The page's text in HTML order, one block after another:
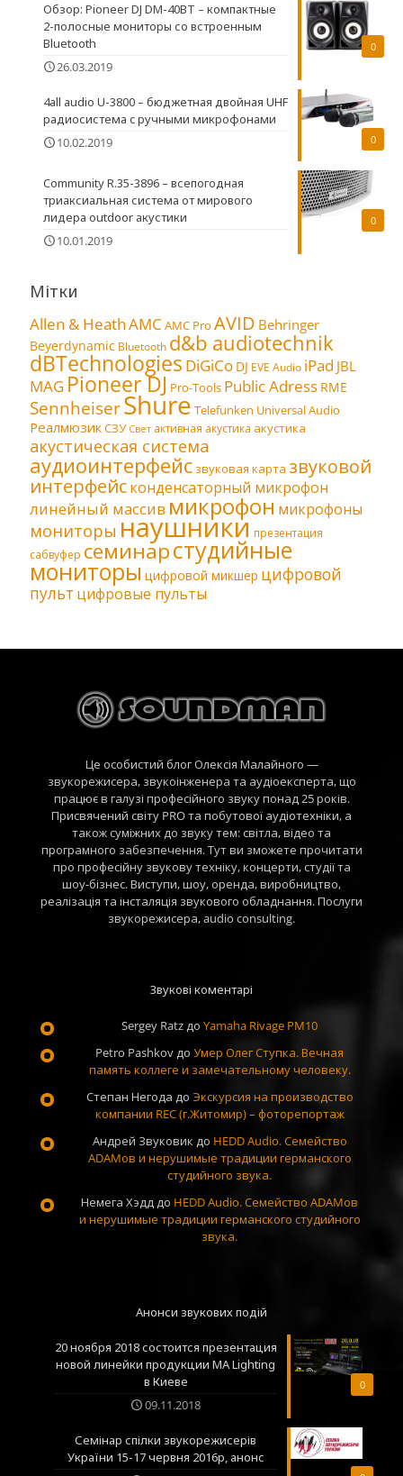
0
Обзор: Pioneer DJ DM-40BT – компактные
2-полосные мониторы со встроенным
Bluetooth
26.03.2019
0
4all audio U-3800 – бюджетная двойная UHF
радиосистема c ручными микрофонами
10.02.2019
0
Community R.35-3896 – всепогодная
триаксиальная система от мирового
лидера outdoor акустики
10.01.2019
Мітки
Allen & HeathAMC AMC Pro AVID Behringer
Beyerdynamic Bluetooth d&b audiotechnik
dBTechnologies DiGiCo DJ EVE Audio iPad JBL
MAG Pioneer DJ Pro-Tools Public Adress RME
SennheiserShure Telefunken Universal Audio
РеалмюзикСЗУ Свет активная акустика акустика
акустическая система
аудиоинтерфейс звуковая карта звуковой
интерфейсконденсаторный микрофон
линейный массив микрофон микрофоны
мониторы наушники презентация
сабвуфер семинарстудийные
мониторы цифровой микшер цифровой
пульт цифровые пульты
Це особистий блог Олексія Малайного —
звукорежисера, звукоінженера та аудіоексперта, що
працює в галузі професійного звуку понад 25 років.
Присвячений світу PRO та побутової аудіотехніки, а
також суміжних до звуку тем: світла, відео та
програмного забезпечення. Тут ви зможете прочитати
про професійну звукову техніку, концерти, студії та
шоу-бізнес. Виступи, шоу, оренда, виробництво,
реалізація та інсталяція звукового обладнання. Послуги
звукорежисера, audio consulting.
Звукові коментарі
Sergey Ratzдо Yamaha Rivage PM10
Petro Pashkovдо Умер Олег Ступка. Вечная
память коллеге и замечательному человеку.
Степан Негода до Экскурсия на производство
компании REC (г.Житомир) – фоторепортаж
Андрей Звуковик до HEDD Audio. Семейство
ADAMов и нерушимые традиции германского
студийного звука.
Немега Хэдддо HEDD Audio. Семейство ADAMов
и нерушимые традиции германского студийного
звука.
Анонси звукових подій
0
20 ноября 2018 состоится презентация
новой линейки продукции MA Lighting
в Киеве
09.11.2018
Семінар спілки звукорежисерів
України 15-17 червня 2016р, анонс